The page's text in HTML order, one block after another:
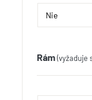
Rám(vyžaduje